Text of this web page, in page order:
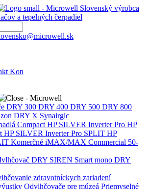
Slovenský výrobca
a tepelných čerpadiel
Kon
DRY 300 DRY 400 DRY 500 DRY 800
DRY X Synairgic
Compact HP SILVER Inverter Pro HP
HP SILVER Inverter Pro SPLIT HP
Komerčné iMAX/MAX Commercial 50-
DRY SIREN Smart mono DRY
zdravotníckych zariadení
Odvlhčovače pre múzeá Priemyselné